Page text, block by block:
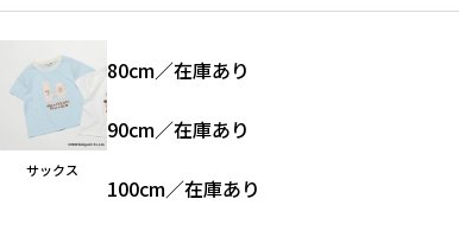
※撮影場所の関係上、着用画像は実物と若干異なる場合があります。
サックス
80cm／在庫あり
90cm／在庫あり
100cm／在庫あり